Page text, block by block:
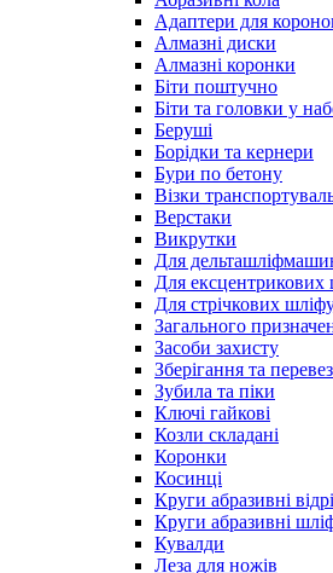
Адаптери для
Алмазні диски
Алмазні коронки
Біти поштучно
Біти та головки у
Беруші
Борідки та кернери
Бури по бетону
Візки
Верстаки
Викрутки
Для
Для
Для стрічкових
Загального
Засоби захисту
Зберігання та
Зубила та піки
Ключі гайкові
Козли складані
Коронки
Косинці
Круги абразивні
Круги абразивні
Кувалди
Леза для ножів